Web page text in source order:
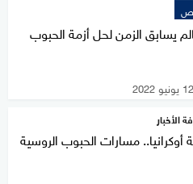
يسابق الزمن لحل أزمة الحبوب
12 يونيو 2022
الأخبار
أوكرانيا.. مسارات الحبوب الروسية